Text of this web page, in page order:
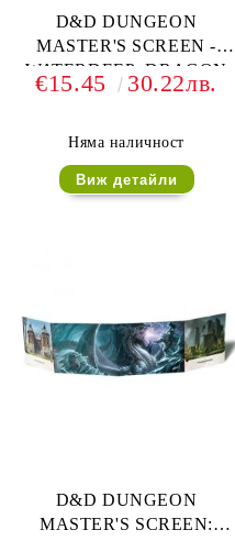
D&D DUNGEON
MASTER'S SCREEN -
WATERDEEP: DRAGON
HEIST
€15.45 30.22лв.
Няма наличност
Виж детайли
D&D DUNGEON
MASTER'S SCREEN: